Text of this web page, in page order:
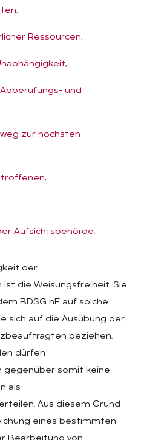
Ressourcen,
und
zur höchsten
Aufsichtsbehörde.
der
die Weisungsfreiheit. Sie
BDSG nF auf solche
sich auf die Ausübung der
beziehen.
dürfen
somit keine
als
Aus diesem Grund
eines bestimmten